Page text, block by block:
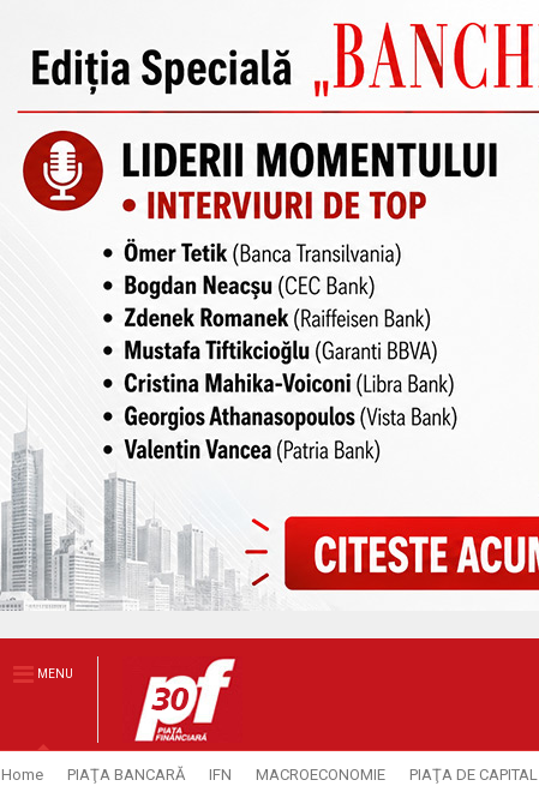
MENU
Home PIAŢA BANCARĂ IFN MACROECONOMIE PIAŢA DE CAPITAL